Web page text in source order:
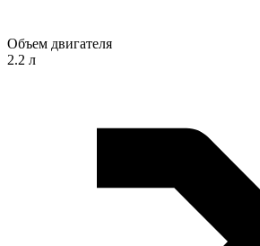
Объем двигателя
2.2 л